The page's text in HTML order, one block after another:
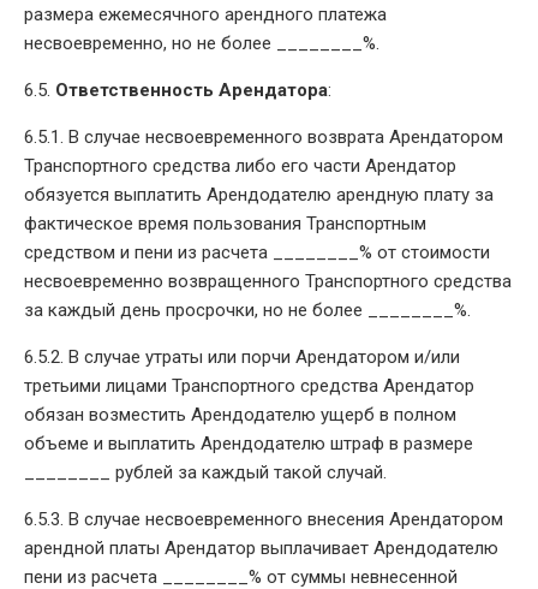
размера ежемесячного арендного платежа
несвоевременно, но не более ________%.
6.5. Ответственность Арендатора:
6.5.1. В случае несвоевременного возврата Арендатором
Транспортного средства либо его части Арендатор
обязуется выплатить Арендодателю арендную плату за
фактическое время пользования Транспортным
средством и пени из расчета ________% от стоимости
несвоевременно возвращенного Транспортного средства
за каждый день просрочки, но не более ________%.
6.5.2. В случае утраты или порчи Арендатором и/или
третьими лицами Транспортного средства Арендатор
обязан возместить Арендодателю ущерб в полном
объеме и выплатить Арендодателю штраф в размере
________ рублей за каждый такой случай.
6.5.3. В случае несвоевременного внесения Арендатором
арендной платы Арендатор выплачивает Арендодателю
пени из расчета ________% от суммы невнесенной